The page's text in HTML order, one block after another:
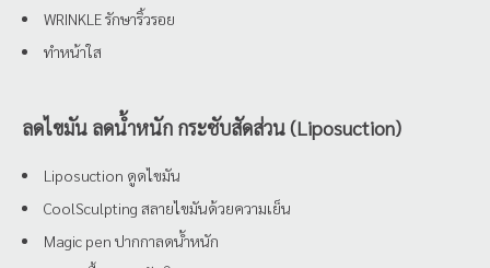
WRINKLE รักษาริ้วรอย
ทำหน้าใส
ลดไขมัน ลดน้ำหนัก กระชับสัดส่วน (Liposuction)
Liposuction ดูดไขมัน
CoolSculpting สลายไขมันด้วยความเย็น
Magic pen ปากกาลดน้ำหนัก